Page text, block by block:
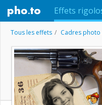
Effets
Tous les effets Cadres